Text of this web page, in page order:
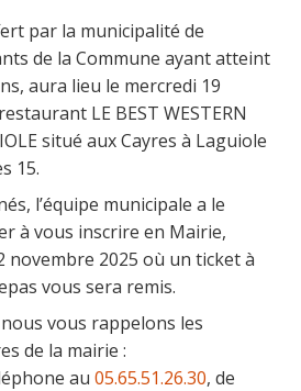
par la municipalité de
de la Commune ayant atteint
aura lieu le mercredi 19
LE BEST WESTERN
situé aux Cayres à Laguiole
15.
l’équipe municipale a le
à vous inscrire en Mairie,
novembre 2025 où un ticket à
vous sera remis.
vous rappelons les
de la mairie :
au 05.65.51.26.30, de